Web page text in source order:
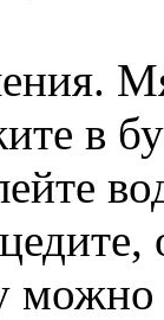
в
можно